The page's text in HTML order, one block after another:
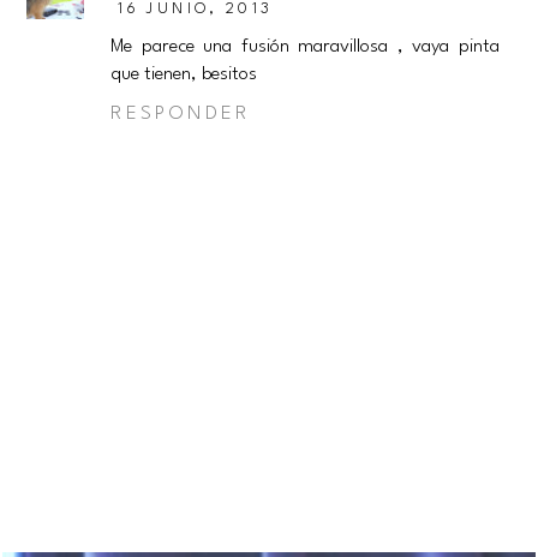
16 JUNIO, 2013
Me parece una fusión maravillosa , vaya pinta
que tienen, besitos
RESPONDER